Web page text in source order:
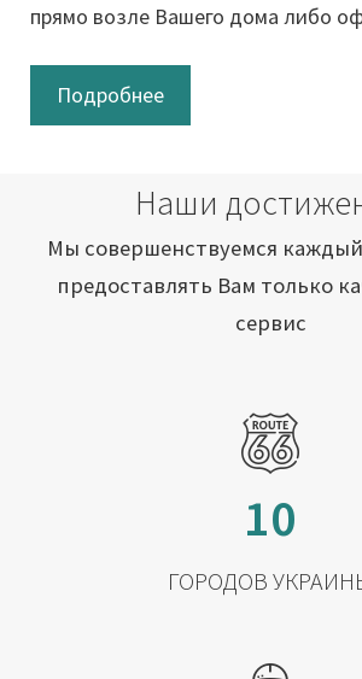
прямо возле Вашего дома либо
Подробнее
Наши
Мы совершенствуемся
предоставлять Вам только
сервис
10
ГОРОДОВ